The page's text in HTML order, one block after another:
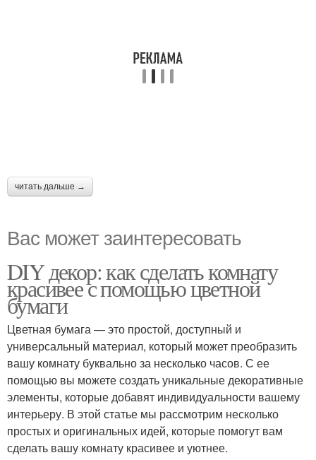
читать дальше →
Вас может заинтересовать
DIY декор: как сделать комнату
красивее с помощью цветной
бумаги
Цветная бумага — это простой, доступный и
универсальный материал, который может преобразить
вашу комнату буквально за несколько часов. С ее
помощью вы можете создать уникальные декоративные
элементы, которые добавят индивидуальности вашему
интерьеру. В этой статье мы рассмотрим несколько
простых и оригинальных идей, которые помогут вам
сделать вашу комнату красивее и уютнее.